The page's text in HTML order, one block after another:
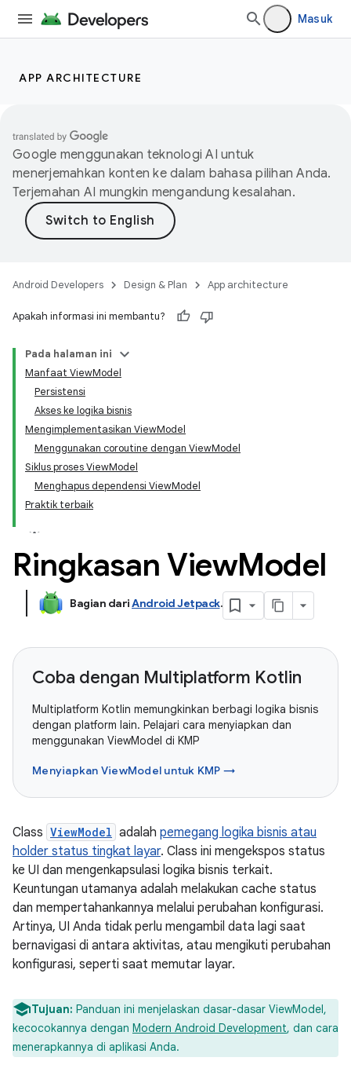
Masuk
APP ARCHITECTURE
Google menggunakan teknologi AI untuk
menerjemahkan konten ke dalam bahasa pilihan Anda.
Terjemahan AI mungkin mengandung kesalahan.
Android Developers Design & Plan App architecture
Apakah informasi ini membantu?
Pada halaman ini
Manfaat ViewModel
Persistensi
Akses ke logika bisnis
Mengimplementasikan ViewModel
Menggunakan coroutine dengan ViewModel
Siklus proses ViewModel
Menghapus dependensi ViewModel
Praktik terbaik
Ringkasan ViewModel
Bagian dariAndroid Jetpack.
Coba dengan Multiplatform Kotlin
Multiplatform Kotlin memungkinkan berbagi logika bisnis
dengan platform lain. Pelajari cara menyiapkan dan
menggunakan ViewModel di KMP
Menyiapkan ViewModel untuk KMP →
Class ViewModel adalah pemegang logika bisnis atau
holder status tingkat layar. Class ini mengekspos status
ke UI dan mengenkapsulasi logika bisnis terkait.
Keuntungan utamanya adalah melakukan cache status
dan mempertahankannya melalui perubahan konfigurasi.
Artinya, UI Anda tidak perlu mengambil data lagi saat
bernavigasi di antara aktivitas, atau mengikuti perubahan
konfigurasi, seperti saat memutar layar.
Tujuan: Panduan ini menjelaskan dasar-dasar ViewModel,
kecocokannya dengan Modern Android Development, dan cara
menerapkannya di aplikasi Anda.